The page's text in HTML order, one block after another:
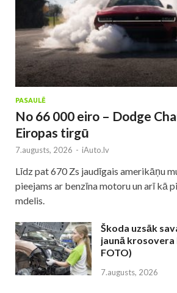
PASAULĒ
No 66 000 eiro – Dodge
Eiropas tirgū
7.augusts, 2026 - iAuto.lv
Līdz pat 670 Zs jaudīgais amerikāņu
pieejams ar benzīna motoru un arī kā
mdelis.
Škoda uzsāk
jaunā krosovera
FOTO)
7.augusts, 2026